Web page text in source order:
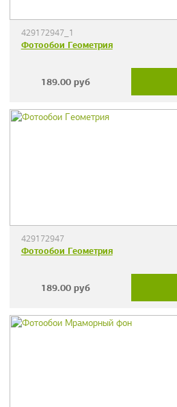
429172947_1
Фотообои Геометрия
189.00 руб
429172947
Фотообои Геометрия
189.00 руб